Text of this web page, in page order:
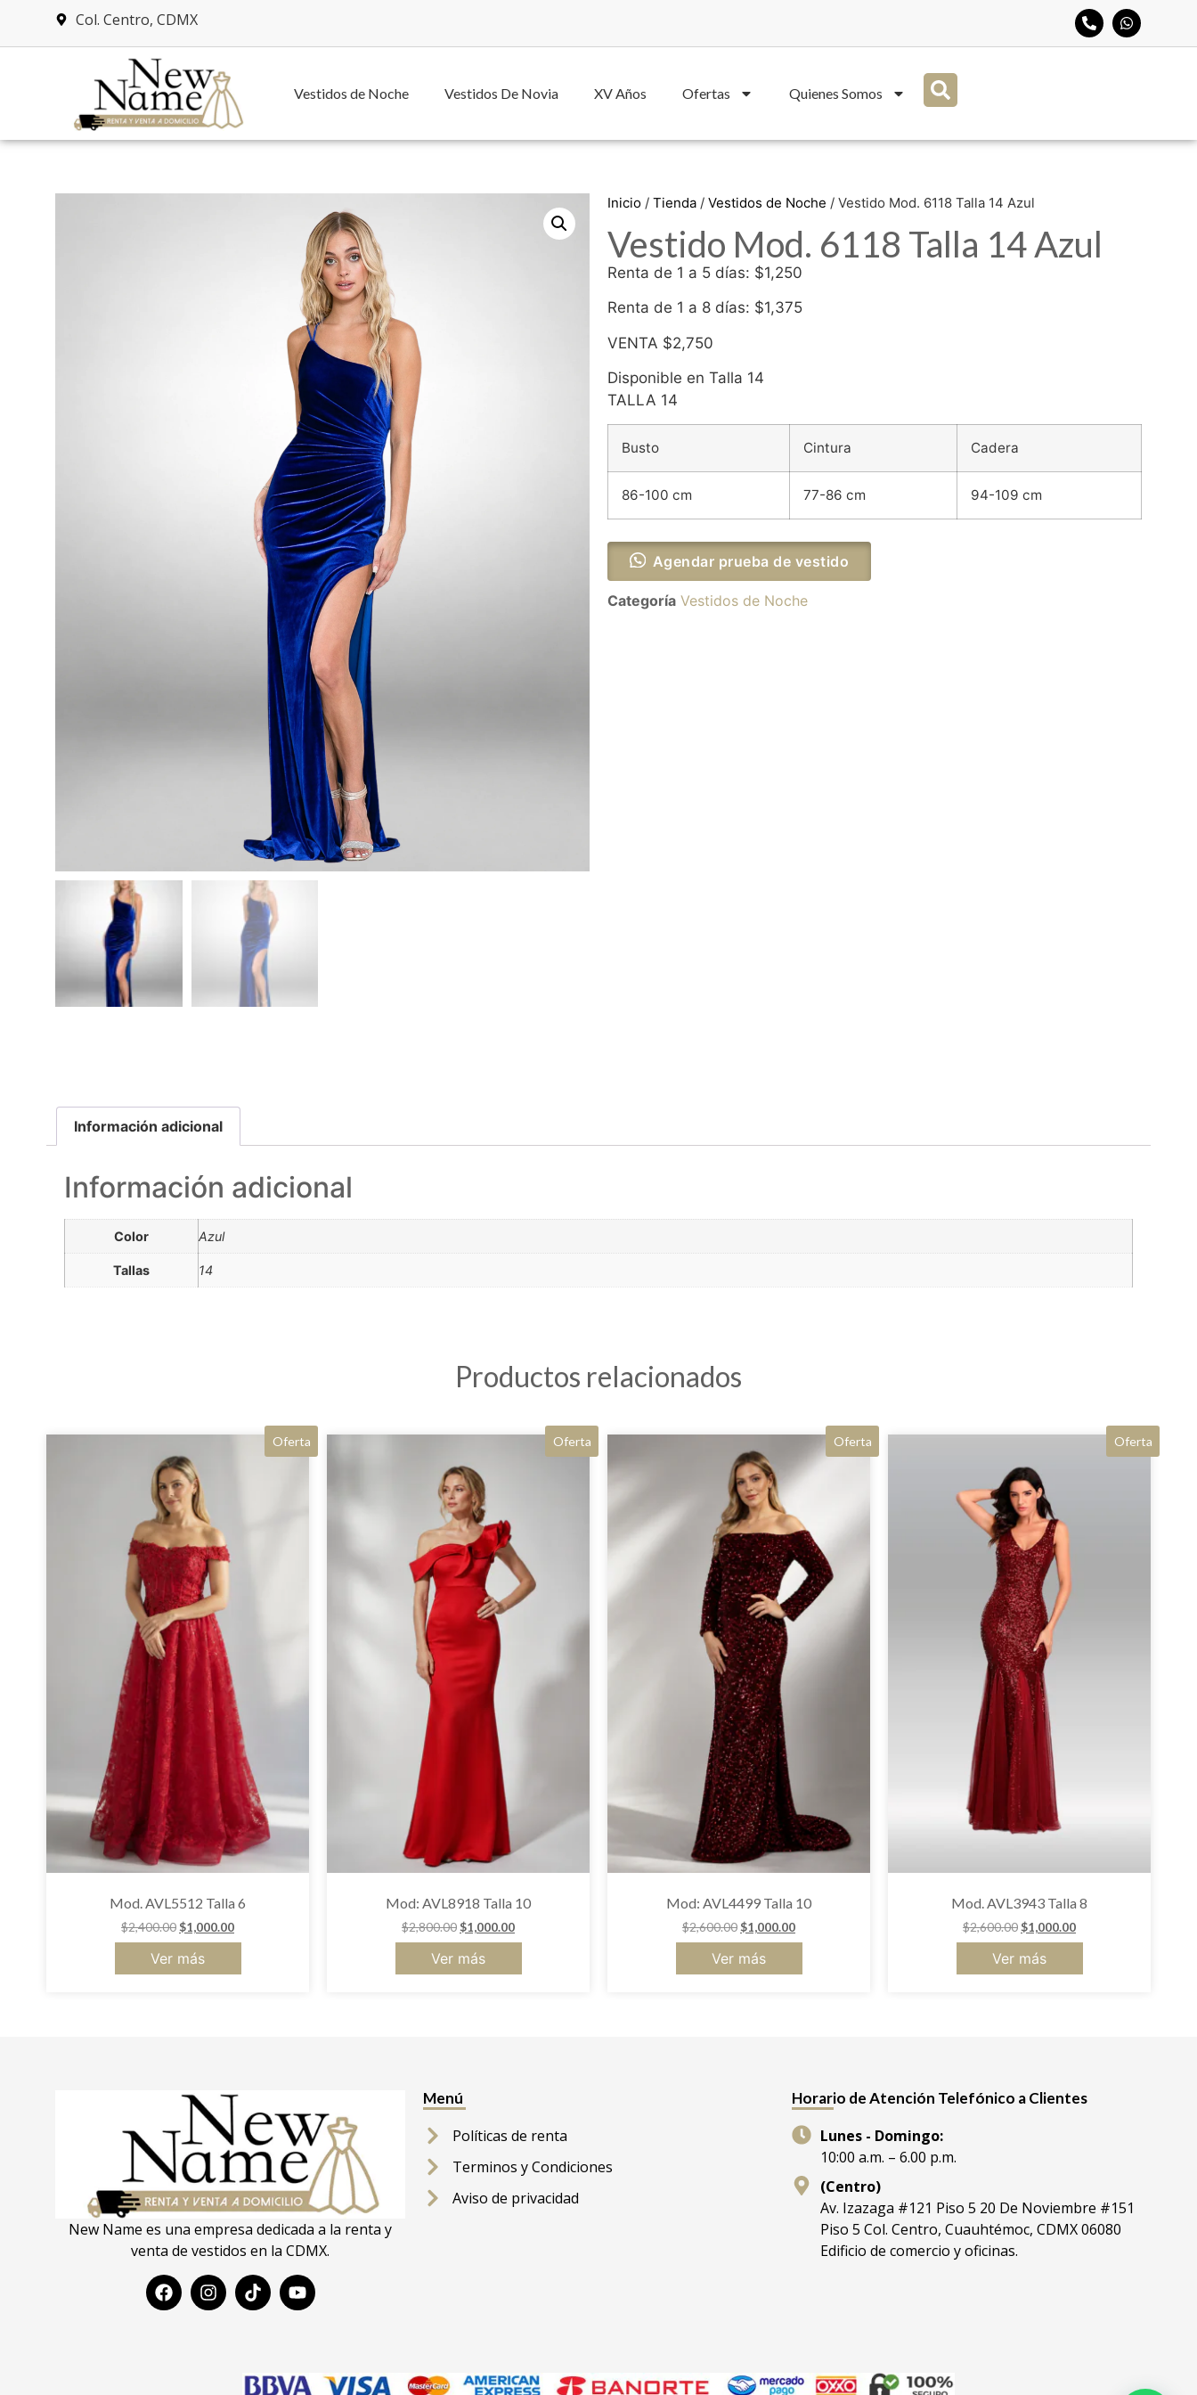
Col. Centro, CDMX
Vestidos de Noche Vestidos De Novia XV Años Ofertas Quienes Somos
Inicio / Tienda / Vestidos de Noche / Vestido Mod. 6118 Talla 14 Azul
Vestido Mod. 6118 Talla 14 Azul
Renta de 1 a 5 días: $1,250
Renta de 1 a 8 días: $1,375
VENTA $2,750
Disponible en Talla 14
TALLA 14
Busto Cintura Cadera
86-100 cm 77-86 cm 94-109 cm
Agendar prueba de vestido
Categoría Vestidos de Noche
Información adicional
Información adicional
Color Azul
Tallas 14
Productos relacionados
Oferta
Mod. AVL5512 Talla 6
$2,400.00$1,000.00
Ver más
Oferta
Mod: AVL8918 Talla 10
$2,800.00$1,000.00
Ver más
Oferta
Mod: AVL4499 Talla 10
$2,600.00$1,000.00
Ver más
Oferta
Mod. AVL3943 Talla 8
$2,600.00$1,000.00
Ver más
New Name es una empresa dedicada a la renta y
venta de vestidos en la CDMX.
Menú
Políticas de renta
Terminos y Condiciones
Aviso de privacidad
Horario de Atención Telefónico a Clientes
Lunes - Domingo:
10:00 a.m. – 6.00 p.m.
(Centro)
Av. Izazaga #121 Piso 5 20 De Noviembre #151
Piso 5 Col. Centro, Cuauhtémoc, CDMX 06080
Edificio de comercio y oficinas.